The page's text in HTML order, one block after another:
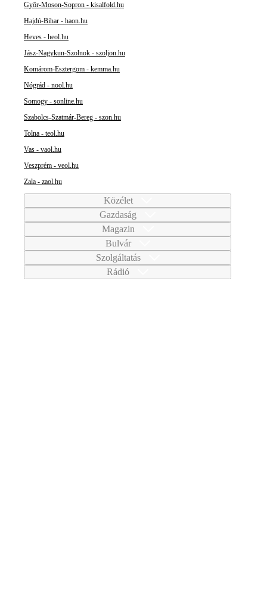
Győr-Moson-Sopron - kisalfold.hu
Hajdú-Bihar - haon.hu
Heves - heol.hu
Jász-Nagykun-Szolnok - szoljon.hu
Komárom-Esztergom - kemma.hu
Nógrád - nool.hu
Somogy - sonline.hu
Szabolcs-Szatmár-Bereg - szon.hu
Tolna - teol.hu
Vas - vaol.hu
Veszprém - veol.hu
Zala - zaol.hu
Közélet
Gazdaság
Magazin
Bulvár
Szolgáltatás
Rádió